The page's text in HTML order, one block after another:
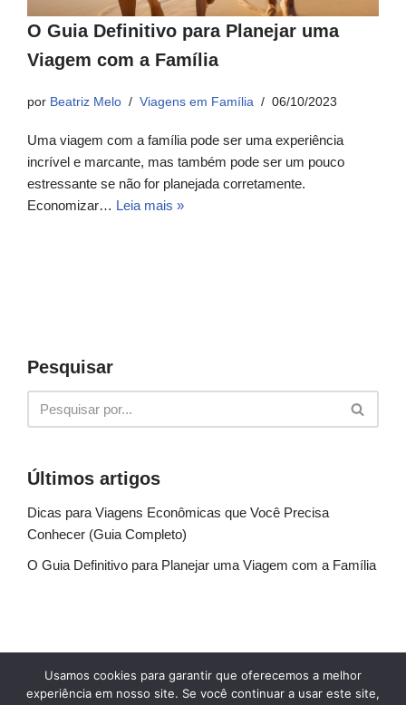
O Guia Definitivo para Planejar uma
Viagem com a Família
por Beatriz Melo Viagens em Família 06/10/2023
Uma viagem com a família pode ser uma experiência
incrível e marcante, mas também pode ser um pouco
estressante se não for planejada corretamente.
Economizar… Leia mais »
Pesquisar
Últimos artigos
Dicas para Viagens Econômicas que Você Precisa
Conhecer (Guia Completo)
O Guia Definitivo para Planejar uma Viagem com a Família
Sobre Nós Fale conosco
Política de Privacidade
Termos de uso
Glossário Blog
Usamos cookies para garantir que oferecemos a melhor
experiência em nosso site. Se você continuar a usar este site,